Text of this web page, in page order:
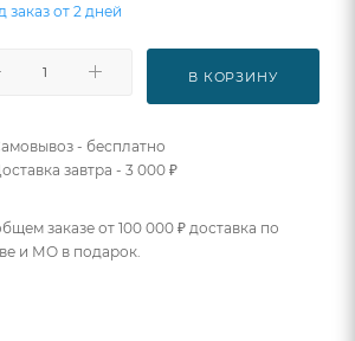
заказ от 2 дней
В КОРЗИНУ
- бесплатно
завтра - 3 000 ₽
заказе от 100 000 ₽ доставка по
и МО в подарок.